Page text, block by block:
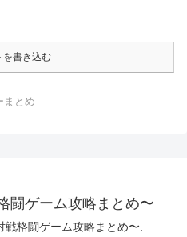
を書き込む
まとめ
闘ゲーム攻略まとめ〜
格闘ゲーム攻略まとめ〜.